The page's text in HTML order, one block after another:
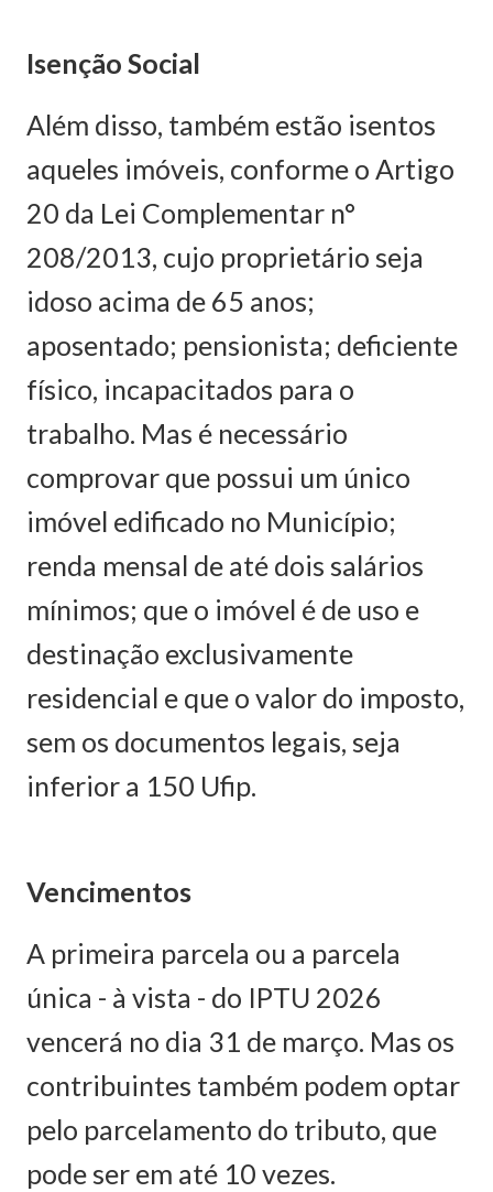
Isenção Social
Além disso, também estão isentos
aqueles imóveis, conforme o Artigo
20 da Lei Complementar n°
208/2013, cujo proprietário seja
idoso acima de 65 anos;
aposentado; pensionista; deficiente
físico, incapacitados para o
trabalho. Mas é necessário
comprovar que possui um único
imóvel edificado no Município;
renda mensal de até dois salários
mínimos; que o imóvel é de uso e
destinação exclusivamente
residencial e que o valor do imposto,
sem os documentos legais, seja
inferior a 150 Ufip.
Vencimentos
A primeira parcela ou a parcela
única - à vista - do IPTU 2026
vencerá no dia 31 de março. Mas os
contribuintes também podem optar
pelo parcelamento do tributo, que
pode ser em até 10 vezes.